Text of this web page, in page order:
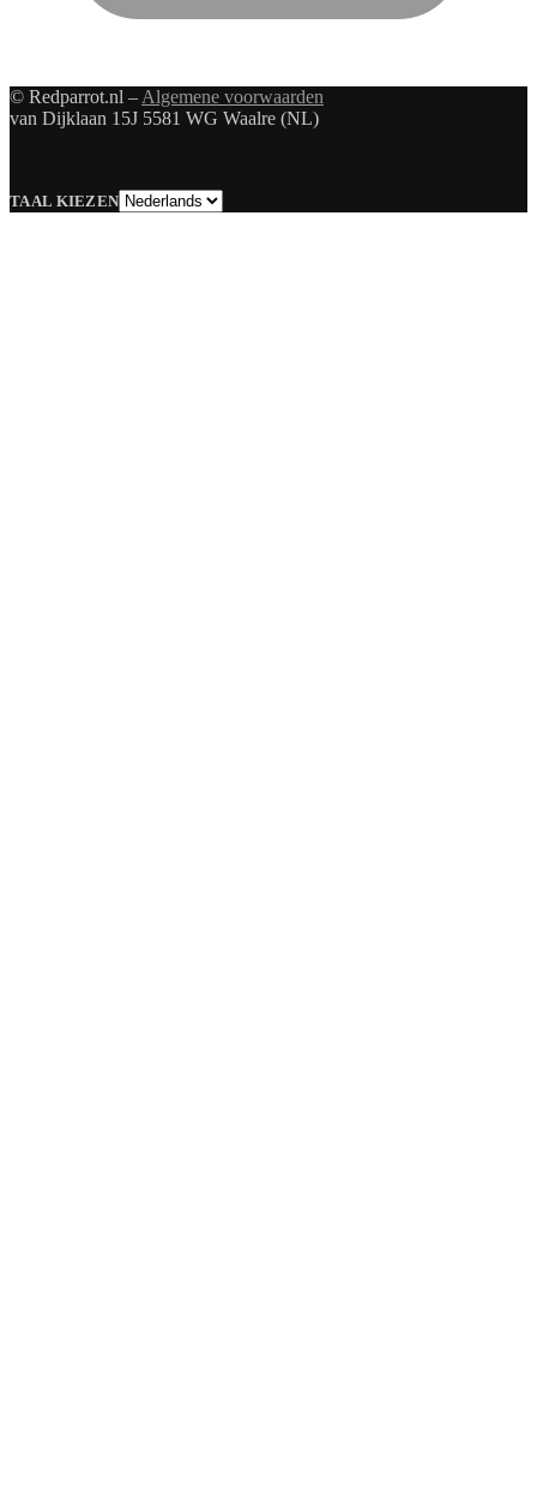
© Redparrot.nl – Algemene voorwaarden
van Dijklaan 15J 5581 WG Waalre (NL)
TAAL KIEZENTaal